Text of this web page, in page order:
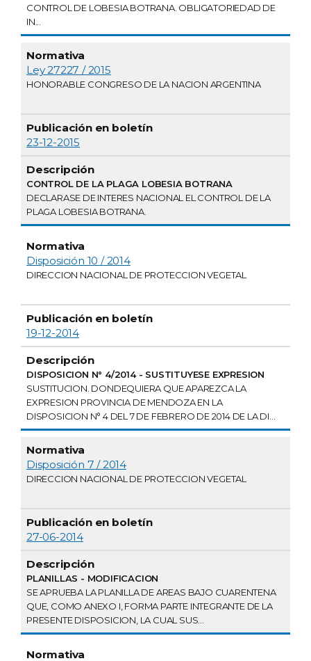
CONTROL DE LOBESIA BOTRANA. OBLIGATORIEDAD DE
IN...
Ley 27227 / 2015
HONORABLE CONGRESO DE LA NACION ARGENTINA
23-12-2015
CONTROL DE LA PLAGA LOBESIA BOTRANA
DECLARASE DE INTERES NACIONAL EL CONTROL DE LA
PLAGA LOBESIA BOTRANA.
Disposición 10 / 2014
DIRECCION NACIONAL DE PROTECCION VEGETAL
19-12-2014
DISPOSICION N° 4/2014 - SUSTITUYESE EXPRESION
SUSTITUCION. DONDEQUIERA QUE APAREZCA LA
EXPRESION PROVINCIA DE MENDOZA EN LA
DISPOSICION N° 4 DEL 7 DE FEBRERO DE 2014 DE LA DI...
Disposición 7 / 2014
DIRECCION NACIONAL DE PROTECCION VEGETAL
27-06-2014
PLANILLAS - MODIFICACION
SE APRUEBA LA PLANILLA DE AREAS BAJO CUARENTENA
QUE, COMO ANEXO I, FORMA PARTE INTEGRANTE DE LA
PRESENTE DISPOSICION, LA CUAL SUS...